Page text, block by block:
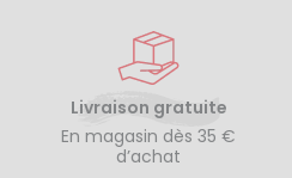
Livraison gratuite
En magasin dès 35 €
d’achat